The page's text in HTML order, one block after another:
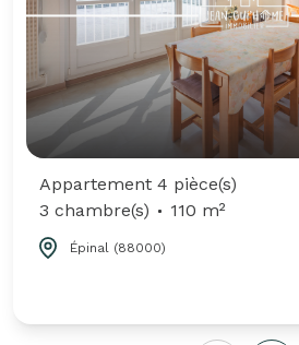
Appartement 4 pièce(s)
3 chambre(s)
110 m²
Épinal (88000)